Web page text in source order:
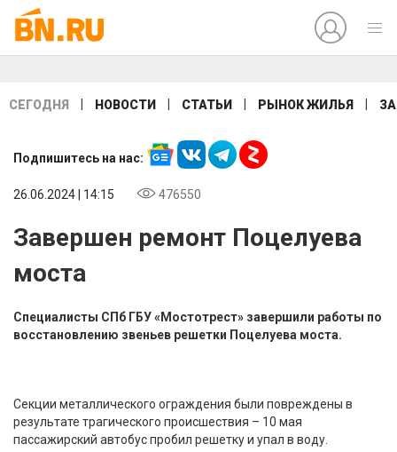
СЕГОДНЯ НОВОСТИ СТАТЬИ РЫНОК ЖИЛЬЯ
Подпишитесь на нас:
26.06.2024 | 14:15 476550
Завершен ремонт Поцелуева
моста
Специалисты СПб ГБУ «Мостотрест» завершили работы по
восстановлению звеньев решетки Поцелуева моста.
Секции металлического ограждения были повреждены в
результате трагического происшествия – 10 мая
пассажирский автобус пробил решетку и упал в воду.